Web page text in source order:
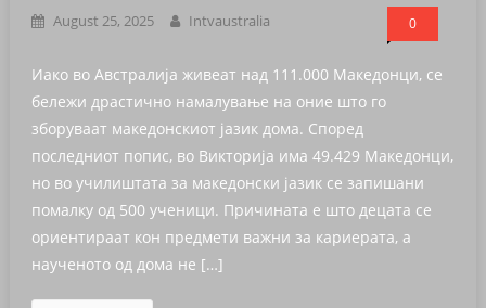
August 25, 2025 Intvaustralia 0
Иако во Австралија живеат над 111.000 Македонци, се
бележи драстично намалување на оние што го
зборуваат македонскиот јазик дома. Според
последниот попис, во Викторија има 49.429 Македонци,
но во училиштата за македонски јазик се запишани
помалку од 500 ученици. Причината е што децата се
ориентираат кон предмети важни за кариерата, а
наученото од дома не […]